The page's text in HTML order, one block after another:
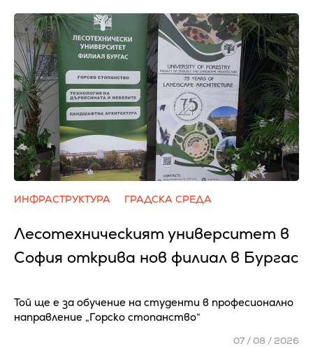
ИНФРАСТРУКТУРА ГРАДСКА СРЕДА
Лесотехническият университет в
София открива нов филиал в Бургас
Той ще е за обучение на студенти в професионално
направление „Горско стопанство“
07 / 08 / 2026